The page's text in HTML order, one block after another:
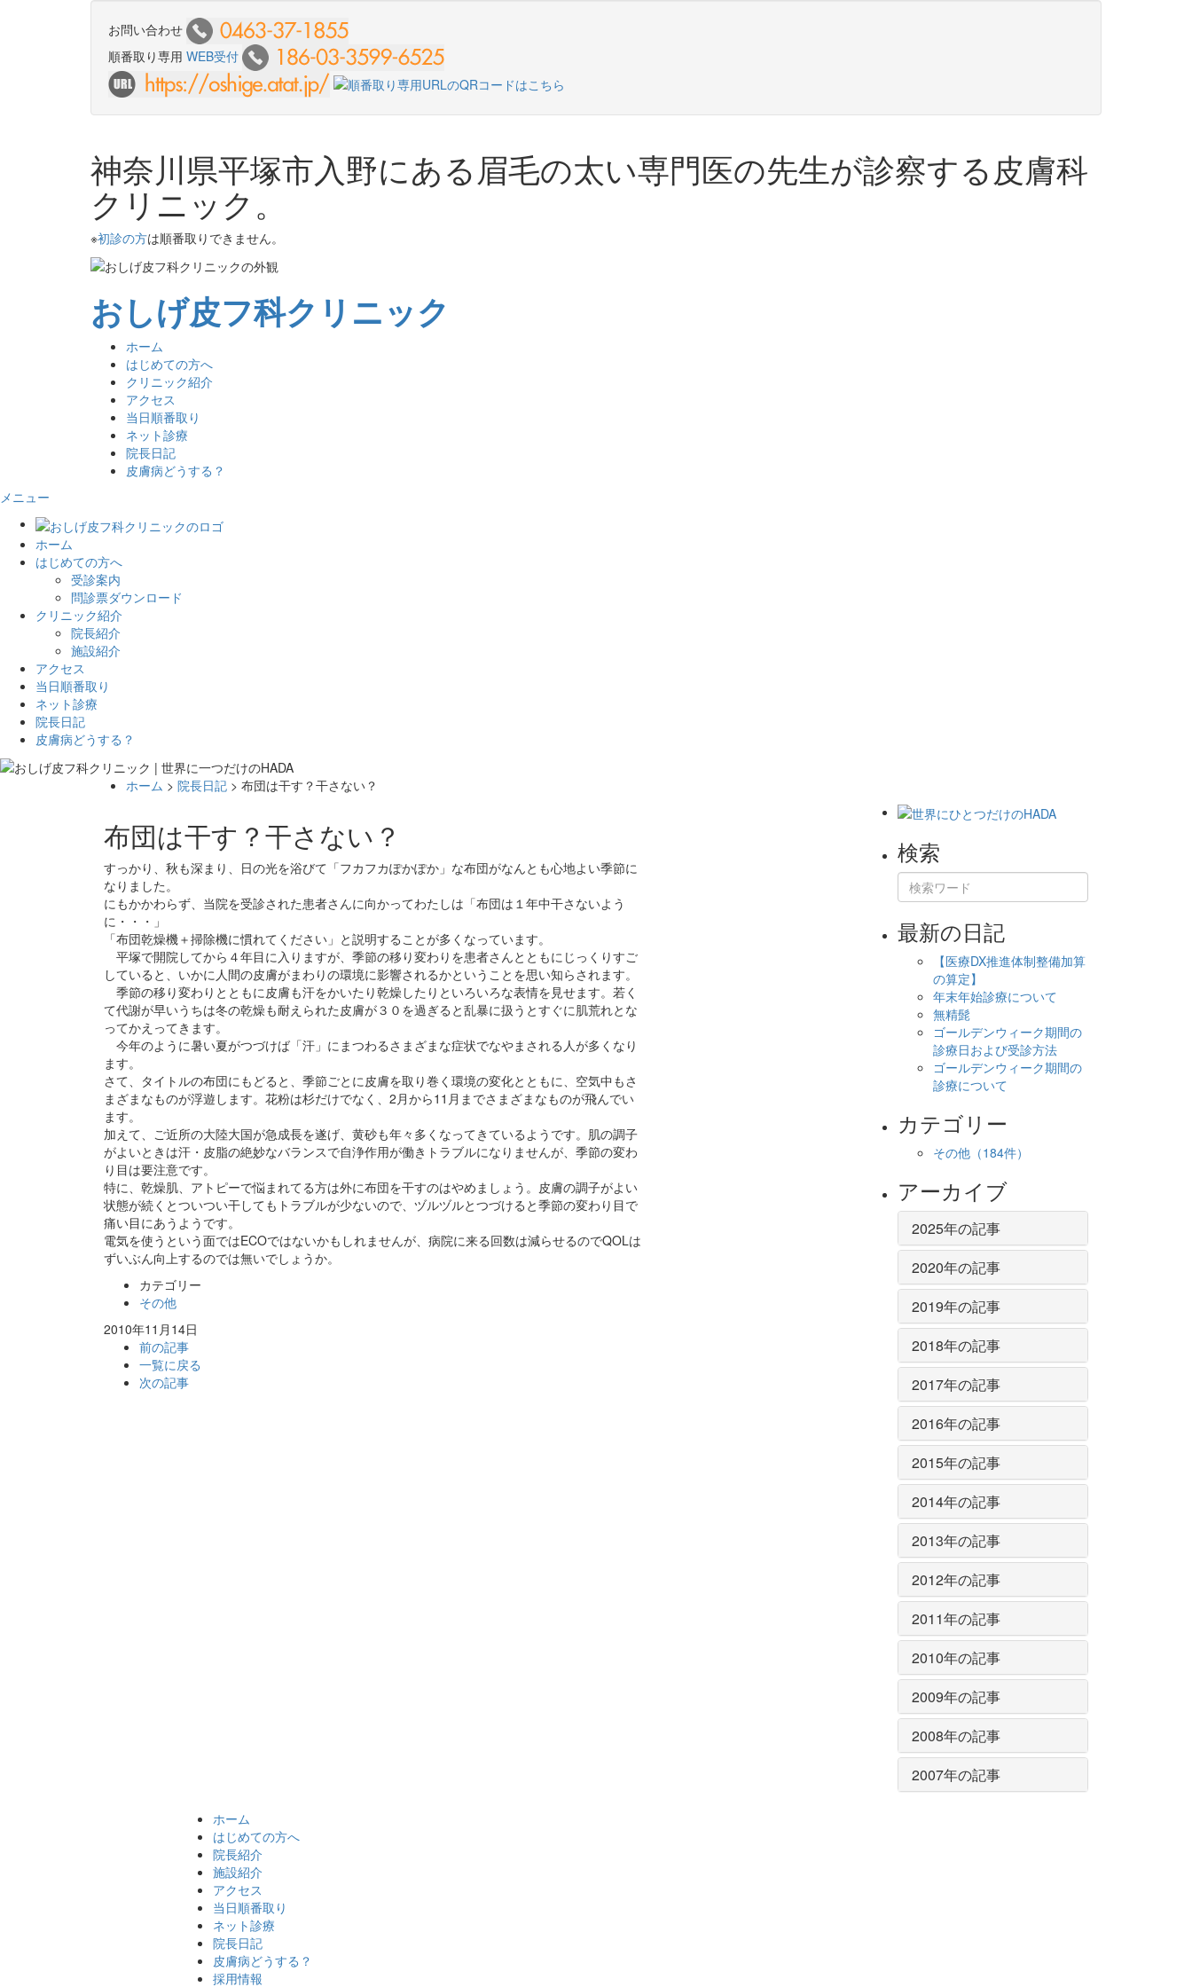
お問い合わせ
順番取り専用 WEB受付
神奈川県平塚市入野にある眉毛の太い専門医の先生が診察する皮膚科
クリニック。
※初診の方は順番取りできません。
おしげ皮フ科クリニック
ホーム
はじめての方へ
クリニック紹介
アクセス
当日順番取り
ネット診療
院長日記
皮膚病どうする？
メニュー
ホーム
はじめての方へ
受診案内
問診票ダウンロード
クリニック紹介
院長紹介
施設紹介
アクセス
当日順番取り
ネット診療
院長日記
皮膚病どうする？
ホーム > 院長日記 > 布団は干す？干さない？
布団は干す？干さない？
すっかり、秋も深まり、日の光を浴びて「フカフカぽかぽか」な布団がなんとも心地よい季節に
なりました。
にもかかわらず、当院を受診された患者さんに向かってわたしは「布団は１年中干さないよう
に・・・」
「布団乾燥機＋掃除機に慣れてください」と説明することが多くなっています。
平塚で開院してから４年目に入りますが、季節の移り変わりを患者さんとともにじっくりすご
していると、いかに人間の皮膚がまわりの環境に影響されるかということを思い知らされます。
季節の移り変わりとともに皮膚も汗をかいたり乾燥したりといろいろな表情を見せます。若く
て代謝が早いうちは冬の乾燥も耐えられた皮膚が３０を過ぎると乱暴に扱うとすぐに肌荒れとな
ってかえってきます。
今年のように暑い夏がつづけば「汗」にまつわるさまざまな症状でなやまされる人が多くなり
ます。
さて、タイトルの布団にもどると、季節ごとに皮膚を取り巻く環境の変化とともに、空気中もさ
まざまなものが浮遊します。花粉は杉だけでなく、2月から11月までさまざまなものが飛んでい
ます。
加えて、ご近所の大陸大国が急成長を遂げ、黄砂も年々多くなってきているようです。肌の調子
がよいときは汗・皮脂の絶妙なバランスで自浄作用が働きトラブルになりませんが、季節の変わ
り目は要注意です。
特に、乾燥肌、アトピーで悩まれてる方は外に布団を干すのはやめましょう。皮膚の調子がよい
状態が続くとついつい干してもトラブルが少ないので、ヅルヅルとつづけると季節の変わり目で
痛い目にあうようです。
電気を使うという面ではECOではないかもしれませんが、病院に来る回数は減らせるのでQOLは
ずいぶん向上するのでは無いでしょうか。
カテゴリー
その他
2010年11月14日
前の記事
一覧に戻る
次の記事
検索
最新の日記
【医療DX推進体制整備加算
の算定】
年末年始診療について
無精髭
ゴールデンウィーク期間の
診療日および受診方法
ゴールデンウィーク期間の
診療について
カテゴリー
その他 （184件）
アーカイブ
2025年の記事
2020年の記事
2019年の記事
2018年の記事
2017年の記事
2016年の記事
2015年の記事
2014年の記事
2013年の記事
2012年の記事
2011年の記事
2010年の記事
2009年の記事
2008年の記事
2007年の記事
ホーム
はじめての方へ
院長紹介
施設紹介
アクセス
当日順番取り
ネット診療
院長日記
皮膚病どうする？
採用情報